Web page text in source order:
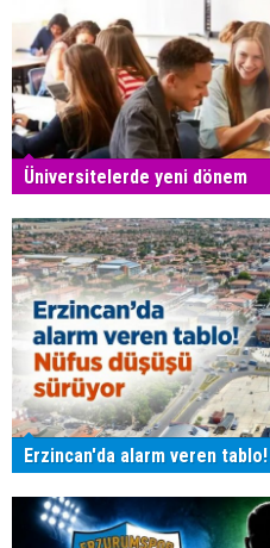
Üniversitelerde yeni dönem
Erzincan'da alarm veren